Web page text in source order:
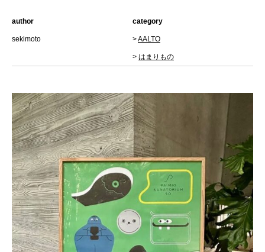
author
sekimoto
category
>AALTO
> はまりもの